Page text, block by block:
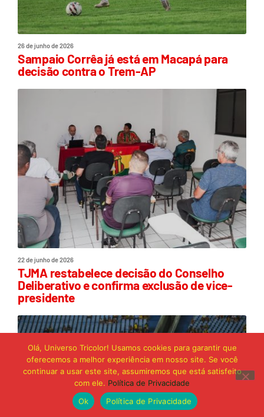
26 de junho de 2026
Sampaio Corrêa já está em Macapá para
decisão contra o Trem-AP
22 de junho de 2026
TJMA restabelece decisão do Conselho
Deliberativo e confirma exclusão de vice-
presidente
Olá, Universo Tricolor! Usamos cookies para garantir que
oferecemos a melhor experiência em nosso site. Se você
continuar a usar este site, assumiremos que está satisfeito
com ele. Política de Privacidade
Ok
Política de Privacidade